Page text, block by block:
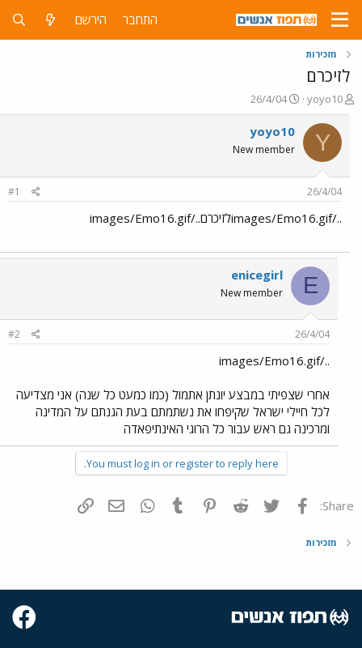
התחבר הירשם
מזכירות
לזיכרם
פ
ו
ת
ח
ה
ש
yoyo10
פ
ו
ר
ם
ר
26/4/04
Y
yoyo10
New member
26/4/04
#1
../images/Emo16.gifלזיכרם../images/Emo16.gif
E
enicegirl
New member
26/4/04
#2
../images/Emo16.gif
אחרי שצפיתי במבצע יונתן אתמול (כמו כמעט כל שנה) אני מצדיעה
לכל חיילי ישראל שקיפחו את נשתמתם בעת הגנתם על המדינה
ומרכינה גם ראש עבור כל הרוגי האינתיפאדה
You must log in or register to reply here.
Share: פייסבוק Twitter
Reddit
Pinterest
Tumblr
WhatsAppדואר אלקטרוני
מזכירות